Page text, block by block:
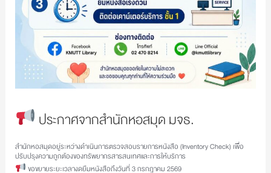
ประกาศจากสำนักหอสมุด มจธ.
สำนักหอสมุดอยู่ระหว่างดำเนินการตรวจสอบรายการหนังสือ (Inventory Check) เพื่อ
ปรับปรุงความถูกต้องของทรัพยากรสารสนเทศและการให้บริการ
ขอขยายระยะเวลางดยืมหนังสือถึงวันที่ 3 กรกฎาคม 2569